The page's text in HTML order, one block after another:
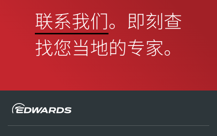
联系我们。即刻查
找您当地的专家。